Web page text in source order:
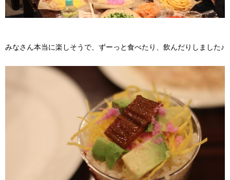
みなさん本当に楽しそうで、ずーっと食べたり、飲んだりしました♪